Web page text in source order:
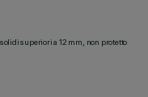
superiori a 12 mm, non protetto